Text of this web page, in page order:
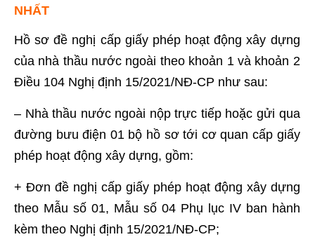
NHẤT
Hồ sơ đề nghị cấp giấy phép hoạt động xây dựng
của nhà thầu nước ngoài theo khoản 1 và khoản 2
Điều 104 Nghị định 15/2021/NĐ-CP như sau:
– Nhà thầu nước ngoài nộp trực tiếp hoặc gửi qua
đường bưu điện 01 bộ hồ sơ tới cơ quan cấp giấy
phép hoạt động xây dựng, gồm:
+ Đơn đề nghị cấp giấy phép hoạt động xây dựng
theo Mẫu số 01, Mẫu số 04 Phụ lục IV ban hành
kèm theo Nghị định 15/2021/NĐ-CP;